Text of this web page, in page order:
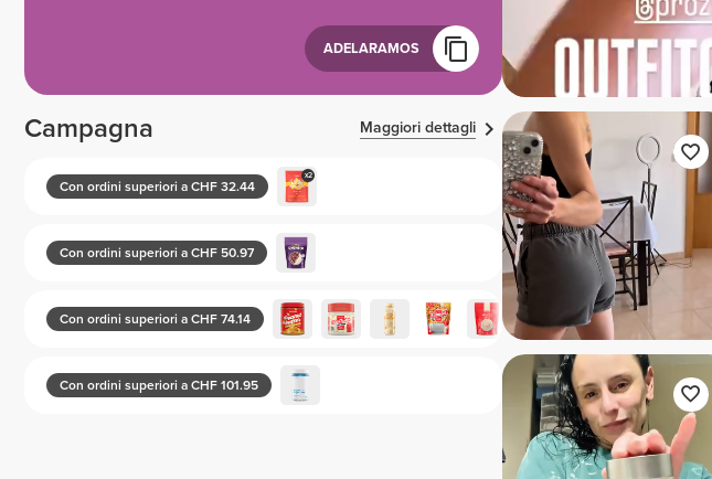
ADELARAMOS
Campagna Maggiori dettagli
Con ordini superiori a CHF 32.44
x2
Con ordini superiori a CHF 50.97
Con ordini superiori a CHF 74.14
Con ordini superiori a CHF 101.95